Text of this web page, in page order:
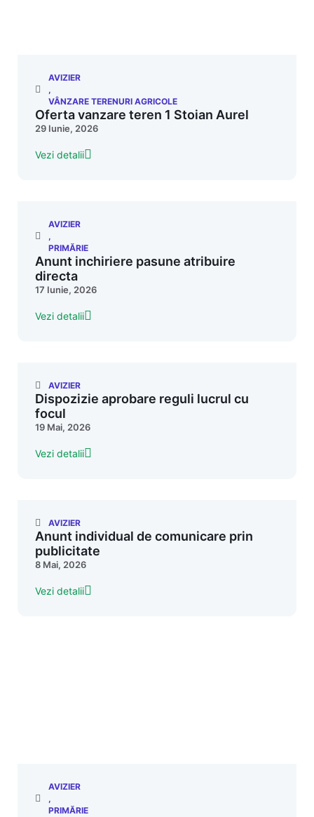
AVIZIER
,
VÂNZARE TERENURI AGRICOLE
Oferta vanzare teren 1 Stoian Aurel
29 Iunie, 2026
Vezi detalii
AVIZIER
,
PRIMĂRIE
Anunt inchiriere pasune atribuire
directa
17 Iunie, 2026
Vezi detalii
AVIZIER
Dispozizie aprobare reguli lucrul cu
focul
19 Mai, 2026
Vezi detalii
AVIZIER
Anunt individual de comunicare prin
publicitate
8 Mai, 2026
Vezi detalii
AVIZIER
,
PRIMĂRIE